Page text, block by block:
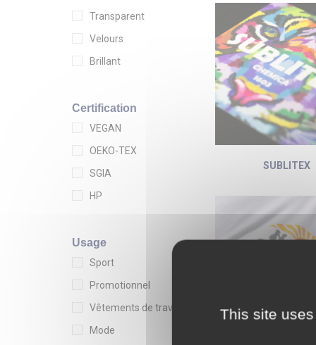
Transparent
Velours
Brillant
Certification
VEGAN
OEKO-TEX
SGIA
HP
Usage
Sport
Promotionnel
Vêtements de travail
Mode
SUBLITEX
This site